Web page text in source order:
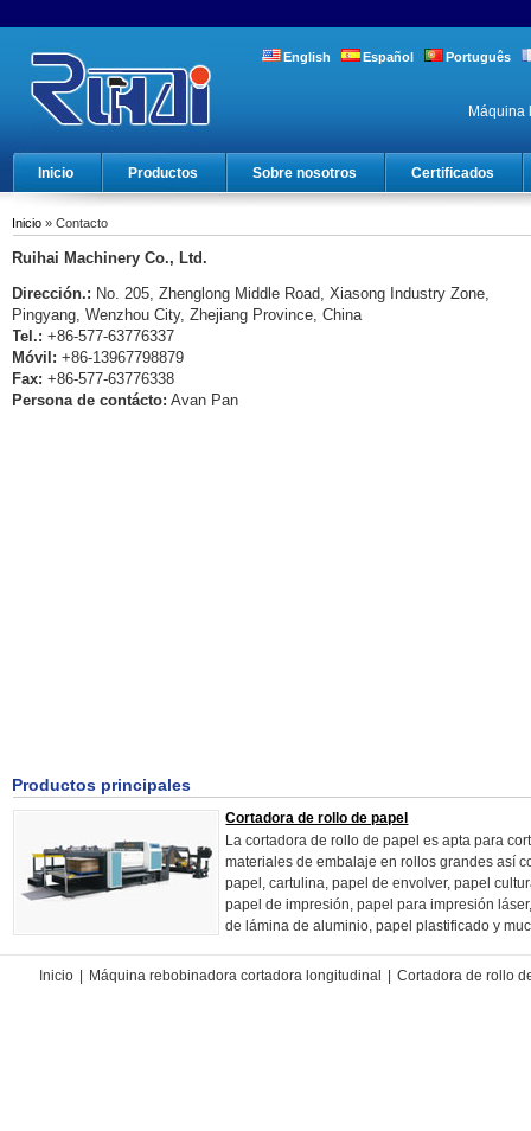
English Español Português
Máquina
Inicio Productos Sobre nosotros Certificados
Inicio » Contacto
Ruihai Machinery Co., Ltd.
Dirección.: No. 205, Zhenglong Middle Road, Xiasong Industry Zone,
Pingyang, Wenzhou City, Zhejiang Province, China
Tel.: +86-577-63776337
Móvil: +86-13967798879
Fax: +86-577-63776338
Persona de contácto: Avan Pan
Productos principales
Cortadora de rollo de papel
La cortadora de rollo de papel es apta para
materiales de embalaje en rollos grandes así
papel, cartulina, papel de envolver, papel
papel de impresión, papel para impresión
de lámina de aluminio, papel plastificado y
Inicio Máquina rebobinadora cortadora longitudinal Cortadora de rollo